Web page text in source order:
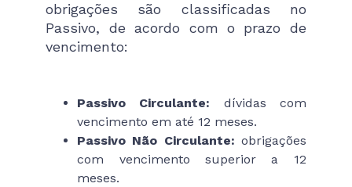
obrigações são classificadas no
Passivo, de acordo com o prazo de
vencimento:
Passivo Circulante: dívidas com
vencimento em até 12 meses.
Passivo Não Circulante: obrigações
com vencimento superior a 12
meses.